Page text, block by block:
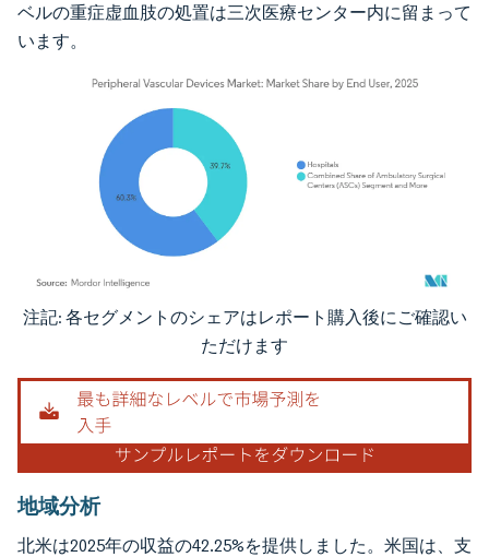
ベルの重症虚血肢の処置は三次医療センター内に留まって
います。
画像 © Mordor Intelligence。再利用にはCC BY 4.0の表示が必要です。
注記: 各セグメントのシェアはレポート購入後にご確認い
ただけます
地域分析
北米は2025年の収益の42.25%を提供しました。米国は、支